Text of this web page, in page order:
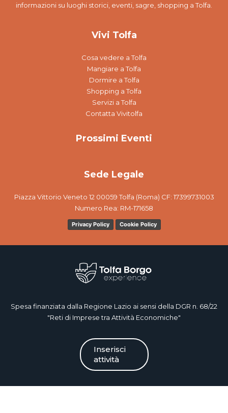
informazioni su luoghi storici, eventi, sagre, shopping a Tolfa.
Vivi Tolfa
Cosa vedere a Tolfa
Mangiare a Tolfa
Dormire a Tolfa
Shopping a Tolfa
Servizi a Tolfa
Contatta Vivitolfa
Prossimi Eventi
Sede Legale
Piazza Vittorio Veneto 12 00059 Tolfa (Roma) CF: 17399731003
Numero Rea: RM-171658
Privacy Policy Cookie Policy
Spesa finanziata dalla Regione Lazio ai sensi della DGR n. 68/22
"Reti di Imprese tra Attività Economiche"
Inserisci
attività